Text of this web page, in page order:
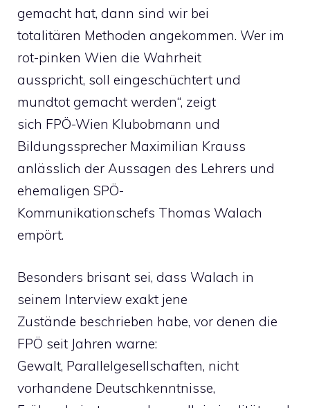
gemacht hat, dann sind wir bei
totalitären Methoden angekommen. Wer im
rot-pinken Wien die Wahrheit
ausspricht, soll eingeschüchtert und
mundtot gemacht werden“, zeigt
sich FPÖ-Wien Klubobmann und
Bildungssprecher Maximilian Krauss
anlässlich der Aussagen des Lehrers und
ehemaligen SPÖ-
Kommunikationschefs Thomas Walach
empört.
Besonders brisant sei, dass Walach in
seinem Interview exakt jene
Zustände beschrieben habe, vor denen die
FPÖ seit Jahren warne:
Gewalt, Parallelgesellschaften, nicht
vorhandene Deutschkenntnisse,